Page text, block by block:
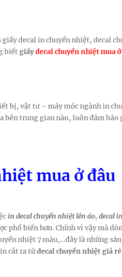
decal in chuyển nhiệt, decal
biếtgiấydecal chuyển nhiệt mua
bị, vật tư – máy móc ngành in
bên trung gian nào, luôn đảm
mua ở đâu
in decal chuyển nhiệt lên áo, decal
phổ biến hơn. Chính vì vậy mà
nhiệt 7 màu,…đây là những
cắt ra từdecal chuyển nhiệt giá rẻ